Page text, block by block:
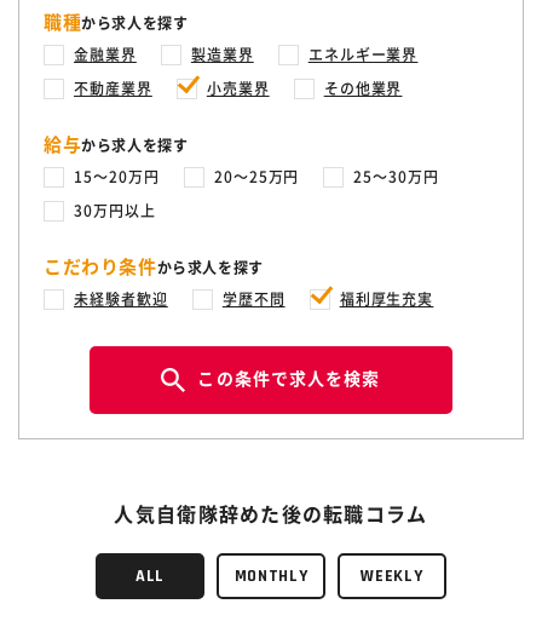
職種から求人を探す
金融業界 製造業界 エネルギー業界
不動産業界 小売業界 その他業界
給与から求人を探す
15〜20万円 20〜25万円 25〜30万円
30万円以上
こだわり条件から求人を探す
未経験者歓迎 学歴不問 福利厚生充実
この条件で求人を検索
人気自衛隊辞めた後の転職コラム
ALL MONTHLY WEEKLY